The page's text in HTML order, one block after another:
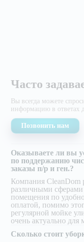
Часто
Вы всегда можете
информацию в ответах
Позвонить нам
Оказываете ли вы
по поддержанию
заказы п/р и ген.?
Компания CleanDom
различными
помещения по
оплатой, помимо
регулярной мойке
очень актуально для
Сколько стоит